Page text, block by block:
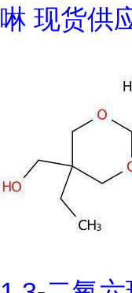
啉 现货供